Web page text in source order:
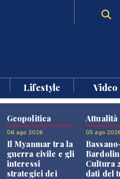
Lifestyle Video
Geopolitica
06 ago 2026
Il Myanmar tra la
guerra civile e gli
interessi
strategici dei
Attualità
05 ago
Cultura
dati del